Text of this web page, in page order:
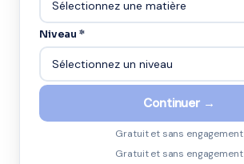
Niveau *
Continuer →
Gratuit et sans engagement
Gratuit et sans engagement